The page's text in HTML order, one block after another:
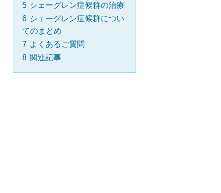
5 シェーグレン症候群の治療
6 シェーグレン症候群につい
てのまとめ
7 よくあるご質問
8 関連記事